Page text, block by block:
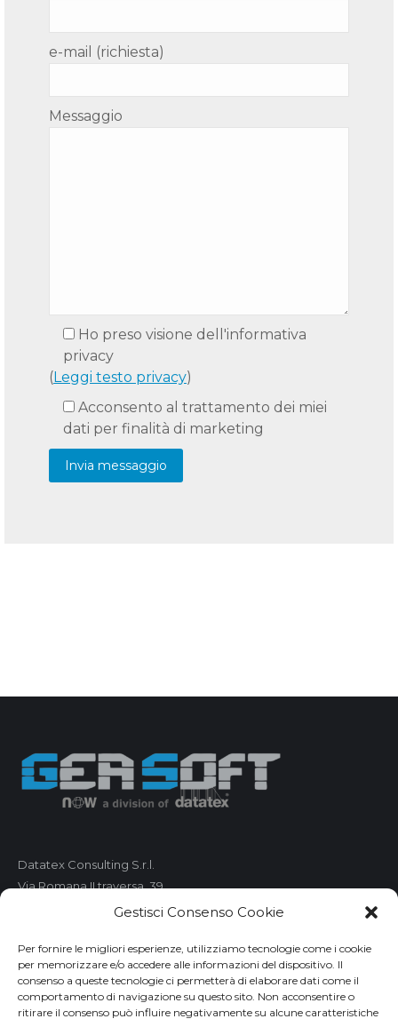
Gestisci Consenso Cookie
Per fornire le migliori esperienze, utilizziamo tecnologie come i cookie
per memorizzare e/o accedere alle informazioni del dispositivo. Il
consenso a queste tecnologie ci permetterà di elaborare dati come il
comportamento di navigazione su questo sito. Non acconsentire o
ritirare il consenso può influire negativamente su alcune caratteristiche
e-mail (richiesta)
Messaggio
Ho preso visione dell'informativa
privacy
( Leggi testo privacy)
Acconsento al trattamento dei miei
dati per finalità di marketing
Datatex Consulting S.r.l.
Via Romana II traversa, 39
Telefono: 0583 490 473
Fax: 0583 490 485